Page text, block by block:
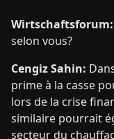
Wirtschaftsforum:
selon vous?
Cengiz Sahin:
prime à la casse
lors de la crise
similaire pourrait
secteur du